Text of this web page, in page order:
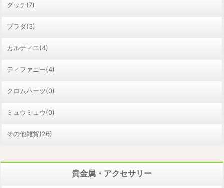
グッチ(7)
プラダ(3)
カルティエ(4)
ティファニー(4)
クロムハーツ(0)
ミュウミュウ(0)
その他雑貨(26)
貴金属・アクセサリー